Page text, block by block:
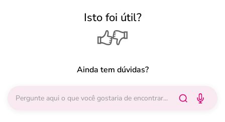
Isto foi útil?
Ainda tem dúvidas?